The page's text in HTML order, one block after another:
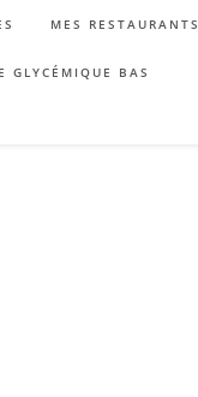
MES RESTAURANTS
GLYCÉMIQUE BAS